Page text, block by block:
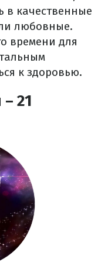
в качественные
любовные.
времени для
к здоровью.
21